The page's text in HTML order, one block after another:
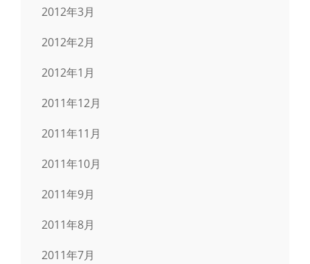
2012年3月
2012年2月
2012年1月
2011年12月
2011年11月
2011年10月
2011年9月
2011年8月
2011年7月